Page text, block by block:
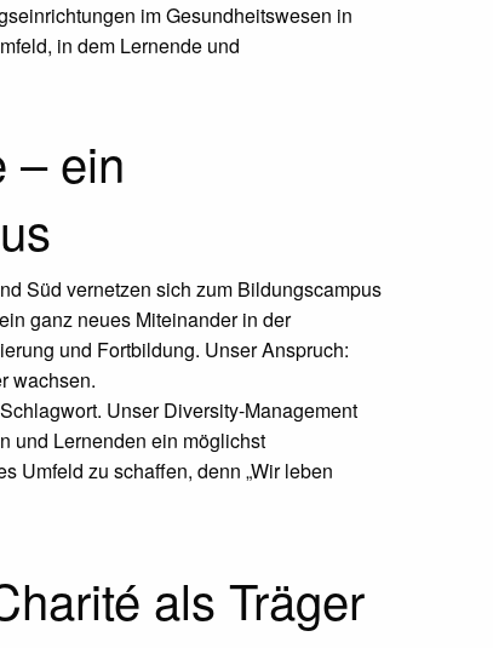
im Gesundheitswesen in
in dem Lernende und
– ein
Süd vernetzen sich zum Bildungscampus
ganz neues Miteinander in der
und Fortbildung. Unser Anspruch:
wachsen.
Unser Diversity-Management
und Lernenden ein möglichst
Umfeld zu schaffen, denn „Wir leben
als Träger